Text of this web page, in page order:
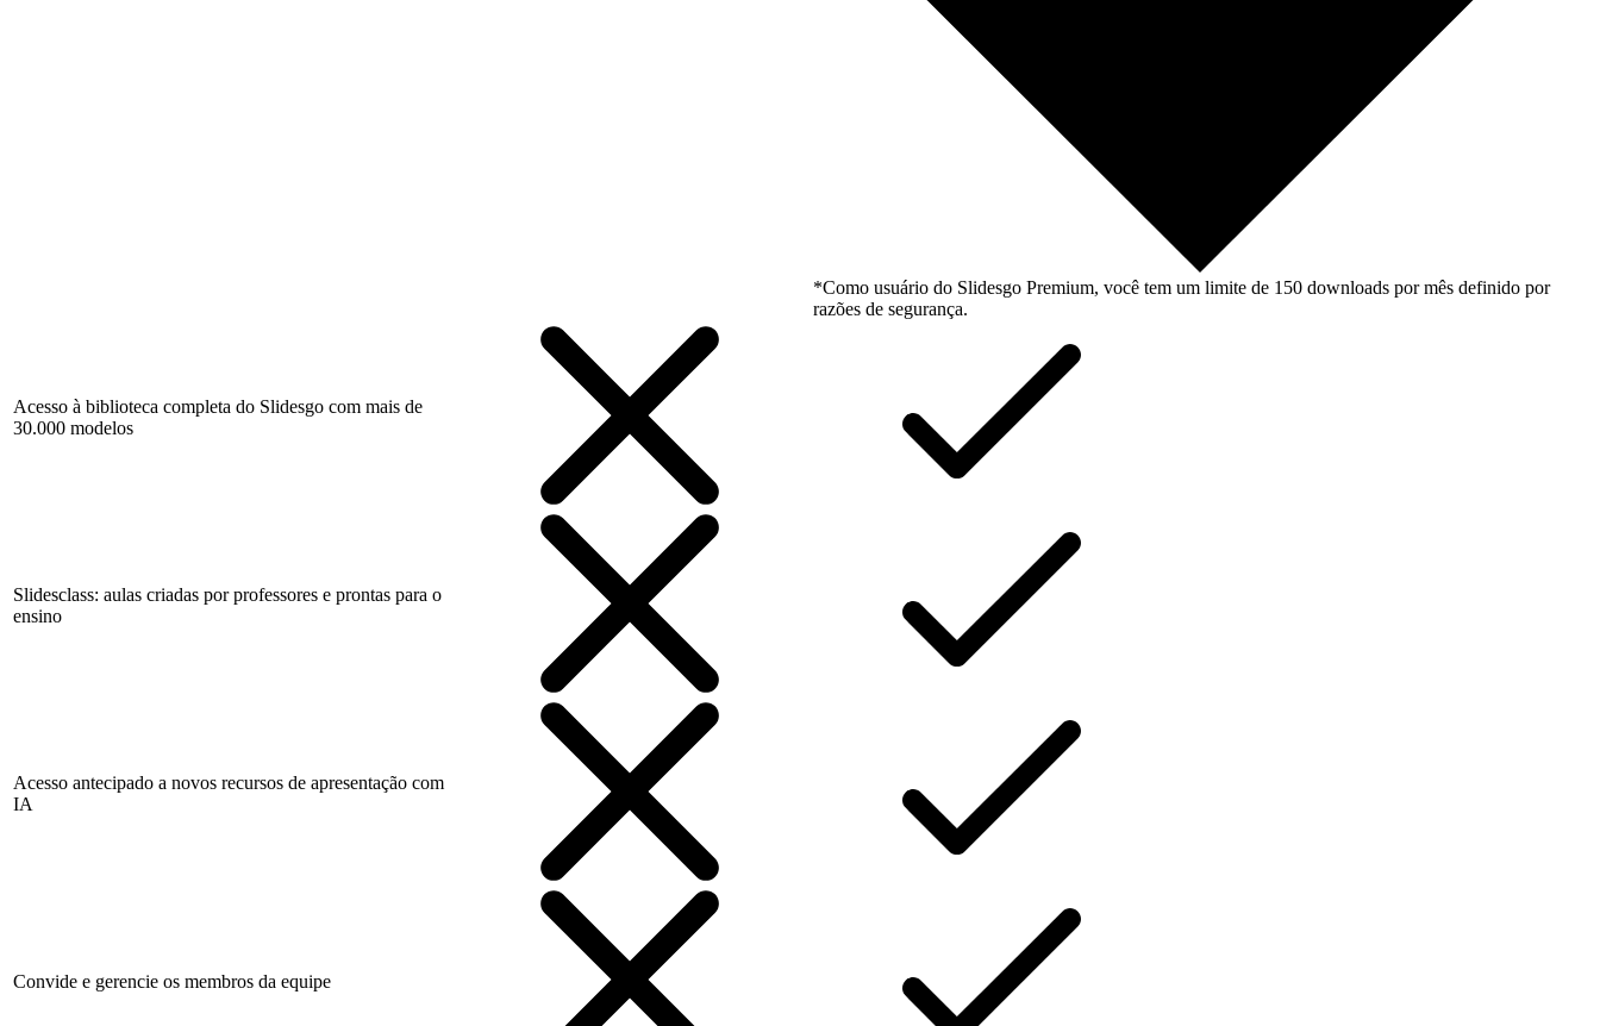
*Como usuário do Slidesgo Premium, você tem um limite de 150 downloads por mês definido por
razões de segurança.
Acesso à biblioteca completa do Slidesgo com mais de
30.000 modelos
Slidesclass: aulas criadas por professores e prontas para o
ensino
Acesso antecipado a novos recursos de apresentação com
IA
Convide e gerencie os membros da equipe